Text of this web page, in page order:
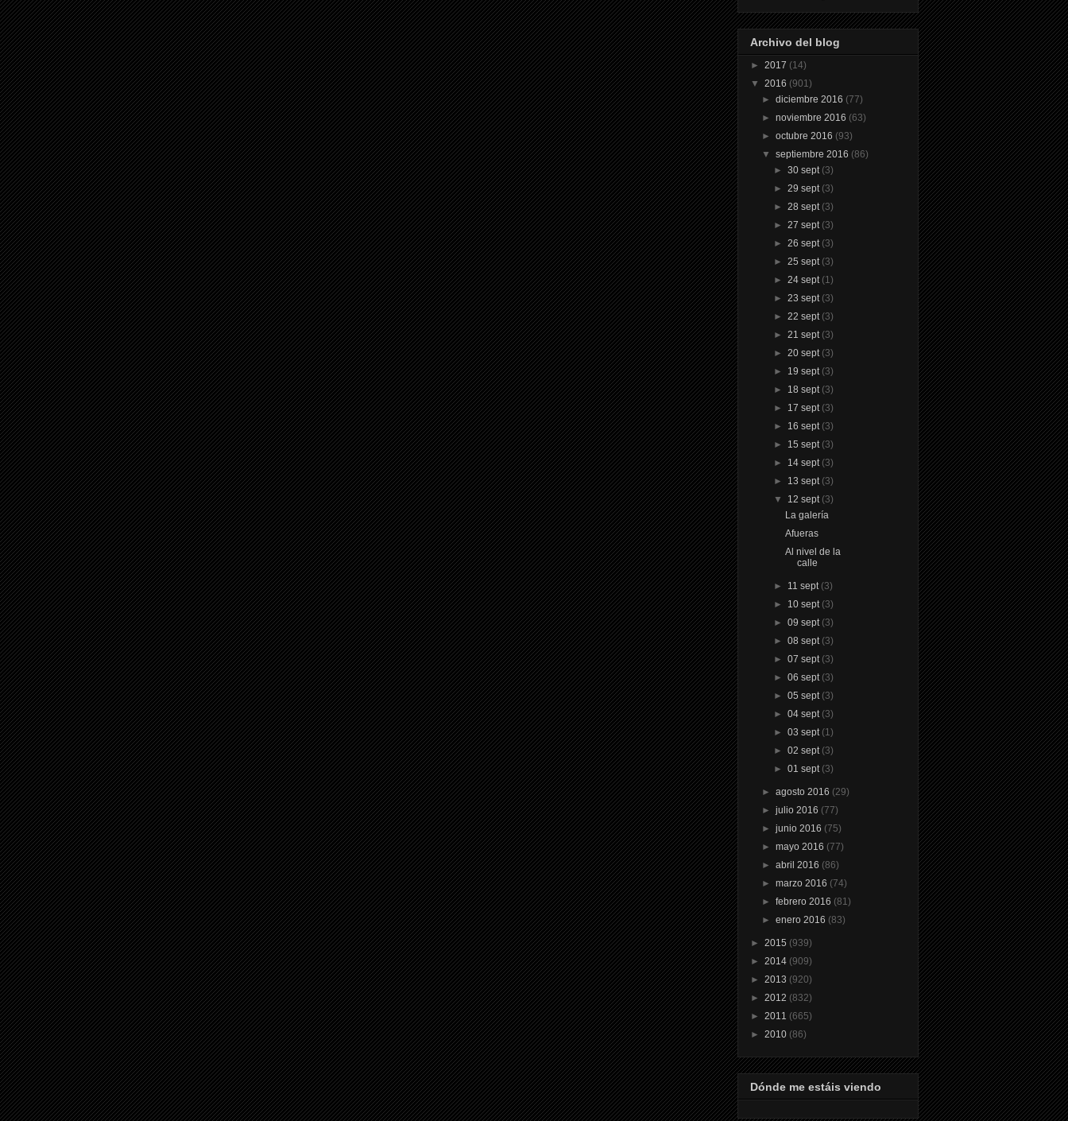
Archivo del blog
► 2017 (14)
▼ 2016 (901)
►diciembre 2016 (77)
►noviembre 2016 (63)
►octubre 2016 (93)
▼septiembre 2016 (86)
► 30 sept (3)
► 29 sept (3)
► 28 sept (3)
► 27 sept (3)
► 26 sept (3)
► 25 sept (3)
► 24 sept (1)
► 23 sept (3)
► 22 sept (3)
► 21 sept (3)
► 20 sept (3)
► 19 sept (3)
► 18 sept (3)
► 17 sept (3)
► 16 sept (3)
► 15 sept (3)
► 14 sept (3)
► 13 sept (3)
▼ 12 sept (3)
La galería
Afueras
Al nivel de la
calle
► 11 sept (3)
► 10 sept (3)
► 09 sept (3)
► 08 sept (3)
► 07 sept (3)
► 06 sept (3)
► 05 sept (3)
► 04 sept (3)
► 03 sept (1)
► 02 sept (3)
► 01 sept (3)
►agosto 2016 (29)
►julio 2016 (77)
►junio 2016 (75)
►mayo 2016 (77)
►abril 2016 (86)
►marzo 2016 (74)
►febrero 2016 (81)
►enero 2016 (83)
► 2015 (939)
► 2014 (909)
► 2013 (920)
► 2012 (832)
► 2011 (665)
► 2010 (86)
Dónde me estáis viendo